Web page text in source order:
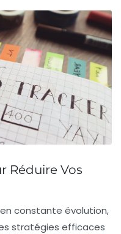
Réduire Vos
constante évolution,
stratégies efficaces